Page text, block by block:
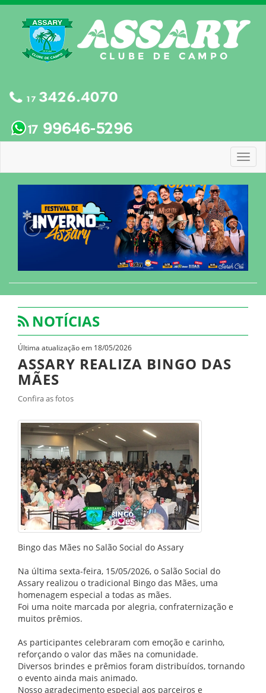
NOTÍCIAS
Última atualização em 18/05/2026
ASSARY REALIZA BINGO DAS
MÃES
Confira as fotos
Bingo das Mães no Salão Social do Assary
Na última sexta-feira, 15/05/2026, o Salão Social do
Assary realizou o tradicional Bingo das Mães, uma
homenagem especial a todas as mães.
Foi uma noite marcada por alegria, confraternização e
muitos prêmios.
As participantes celebraram com emoção e carinho,
reforçando o valor das mães na comunidade.
Diversos brindes e prêmios foram distribuídos, tornando
o evento ainda mais animado.
Nosso agradecimento especial aos parceiros e